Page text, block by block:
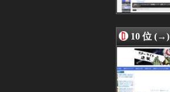
08/05 22:00
08/05 21:45
08/05 21:30
08/05 21:30
08/05 21:30
08/05 21:30
08/05 21:28
10 位 (→)